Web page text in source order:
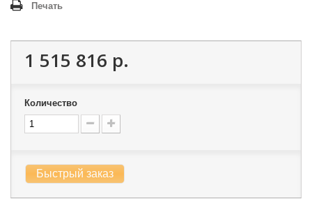
Печать
1 515 816 р.
Количество
Быстрый заказ